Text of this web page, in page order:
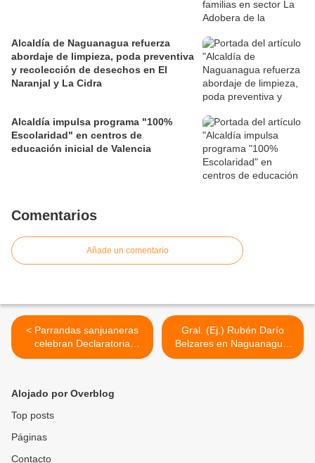
Alcaldía de Naguanagua refuerza
abordaje de limpieza, poda preventiva
y recolección de desechos en El
Naranjal y La Cidra
Alcaldía impulsa programa "100%
Escolaridad" en centros de
educación inicial de Valencia
Comentarios
Añade un comentario
< Parrandas sanjuaneras
celebran Declaratoria
Patrimonio Cultural e
Gral. (Ej.) Rubén Darío
Belzares en Naguanagua:
“Mantengamos vivo el
Alojado por Overblog
Top posts
Páginas
Contacto